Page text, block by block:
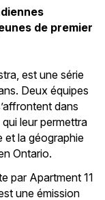
de premier
est une série
Deux équipes
dans
leur permettra
et la géographie
Ontario.
par Apartment 11
une émission